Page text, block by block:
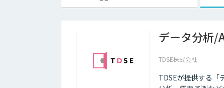
内容の候補や関連する資料を瞬時に画面に表示できる
データ分析/
TDSE株式会社
TDSEが提供する「